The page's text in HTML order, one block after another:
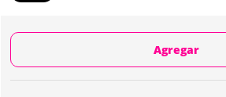
Agregar